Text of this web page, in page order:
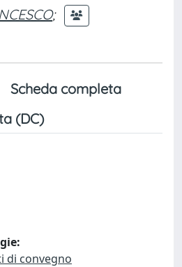
;
Scheda completa
(DC)
di convegno